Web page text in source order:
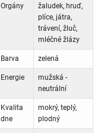
Orgány
žaludek, hruď,
plíce, játra,
trávení, žluč,
mléčné žlázy
Barva zelená
Energie
mužská -
neutrální
Kvalita
dne
mokrý, teplý,
plodný